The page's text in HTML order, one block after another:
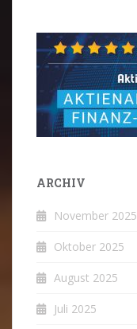
ARCHIV
November 2025
Oktober 2025
August 2025
Juli 2025